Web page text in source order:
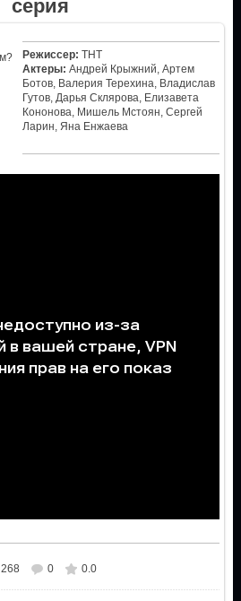
серия
Режиссер: ТНТ
Актеры: Андрей Крыжний, Артем
Ботов, Валерия Терехина, Владислав
Гутов, Дарья Склярова, Елизавета
Кононова, Мишель Мстоян, Сергей
Ларин, Яна Енжаева
268 0 0.0